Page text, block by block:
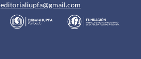
editorialiupfa@gmail.com